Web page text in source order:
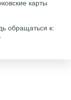
карты
обращаться к: